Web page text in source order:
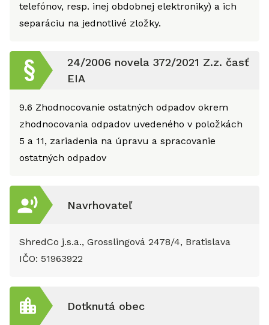
telefónov, resp. inej obdobnej elektroniky) a ich
separáciu na jednotlivé zložky.
24/2006 novela 372/2021 Z.z. časť
EIA
9.6 Zhodnocovanie ostatných odpadov okrem
zhodnocovania odpadov uvedeného v položkách
5 a 11, zariadenia na úpravu a spracovanie
ostatných odpadov
Navrhovateľ
ShredCo j.s.a., Grosslingová 2478/4, Bratislava
IČO: 51963922
Dotknutá obec